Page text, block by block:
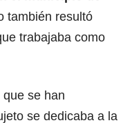
también resultó
trabajaba como
que se han
se dedicaba a la